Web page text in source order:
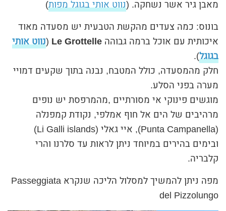
מאבן גיר אשר נשחקה. (נווט אותי בגוגל מפות)
בונוס: כמה צעדים מהקשת הטבעית יש מסעדה מאוד
איכותית עם אוכל ברמה גבוהה Le Grottelle
(נווט אותי
בגוגל).
חלק מהמסעדה, כולל המטבח, נבנה בתוך שקעים דמויי
מערה בפני הסלע.
מוגשים פינוקי אי מסורתיים ,מהמרפסת יש נופים
מרהיבים של הים אל חוף אמלפי, נקודת קמפנלה
(Punta Campanella), איי גאלי (Li Galli islands)
ובימים בהירים במיוחד ניתן לראות עד סלרנו והרי
קלבריה.
מפה ניתן להמשיך למסלול הליכה שנקרא Passeggiata
del Pizzolungo